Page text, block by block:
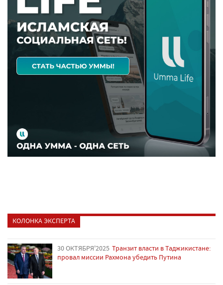
КОЛОНКА ЭКСПЕРТА
30 ОКТЯБРЯ'2025 Транзит власти в Таджикистане:
провал миссии Рахмона убедить Путина